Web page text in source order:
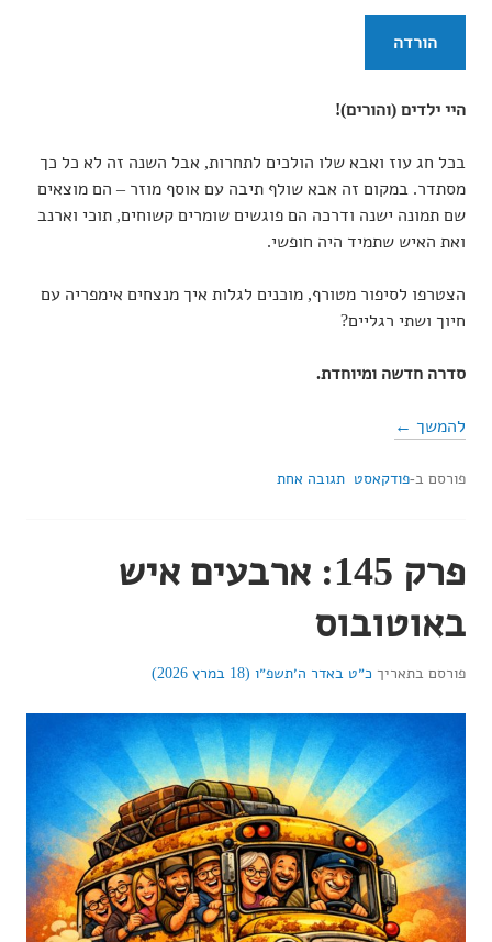
הורדה
היי ילדים (והורים)!
בכל חג עוז ואבא שלו הולכים לתחרות, אבל השנה זה לא כל כך
מסתדר. במקום זה אבא שולף תיבה עם אוסף מוזר – הם מוצאים
שם תמונה ישנה ודרכה הם פוגשים שומרים קשוחים, תוכי וארנב
ואת האיש שתמיד היה חופשי.
הצטרפו לסיפור מטורף, מוכנים לגלות איך מנצחים אימפריה עם
חיוך ושתי רגליים?
סדרה חדשה ומיוחדת.
להמשך ←
פורסם ב-פודקאסט תגובה אחת
פרק 145: ארבעים איש
באוטובוס
פורסם בתאריך כ״ט באדר ה׳תשפ״ו (18 במרץ 2026)